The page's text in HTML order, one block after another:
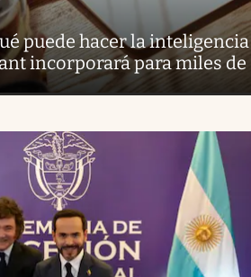
puede hacer la inteligencia
incorporará para miles de